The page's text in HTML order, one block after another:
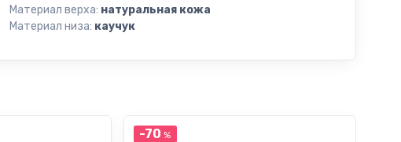
Материал верха: натуральная кожа
Материал низа: каучук
-70 %